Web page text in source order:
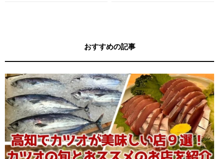
おすすめの記事